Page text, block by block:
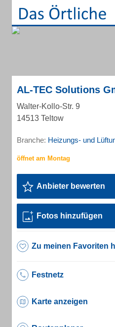
AL-TEC Solutions
Walter-Kollo-Str. 9
14513 Teltow
Branche: Heizungs- und
Anbieter bewerten
Fotos hinzufügen
Zu meinen Favoriten
Festnetz
Karte anzeigen